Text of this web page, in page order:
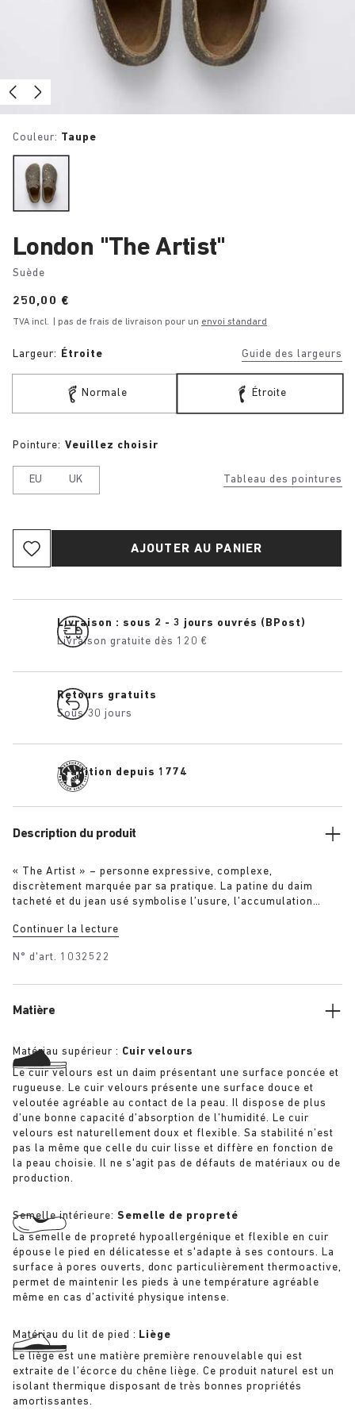
Couleur: Taupe
London "The Artist"
Suède
Price:
250,00 €
TVA incl. | pas de frais de livraison pour un envoi standard
Largeur: Étroite Guide des largeurs
Normale Étroite
Tableau des pointures
Pointure: Veuillez choisir
EU UK
AJOUTER AU PANIER
Livraison : sous 2 - 3 jours ouvrés (BPost)
Livraison gratuite dès 120 €
Retours gratuits
Sous 30 jours
Tradition depuis 1774
Description du produit
« The Artist » – personne expressive, complexe,
discrètement marquée par sa pratique. La patine du daim
tacheté et du jean usé symbolise l’usure, l’accumulation
créer et se mouvoir, incarnant à la fois l’acte de création et
l’artefact comme preuve.
Continuer la lecture
N° d'art. 1032522
Matière
Matériau supérieur : Cuir velours
Le cuir velours est un daim présentant une surface poncée et
rugueuse. Le cuir velours présente une surface douce et
veloutée agréable au contact de la peau. Il dispose de plus
d’une bonne capacité d’absorption de l’humidité. Le cuir
velours est naturellement doux et flexible. Sa stabilité n’est
pas la même que celle du cuir lisse et diffère en fonction de
la peau choisie. Il ne s'agit pas de défauts de matériaux ou de
production.
Semelle intérieure: Semelle de propreté
La semelle de propreté hypoallergénique et flexible en cuir
épouse le pied en délicatesse et s'adapte à ses contours. La
surface à pores ouverts, donc particulièrement thermoactive,
permet de maintenir les pieds à une température agréable
même en cas d’activité physique intense.
Matériau du lit de pied : Liège
Le liège est une matière première renouvelable qui est
extraite de l’écorce du chêne liège. Ce produit naturel est un
isolant thermique disposant de très bonnes propriétés
amortissantes.